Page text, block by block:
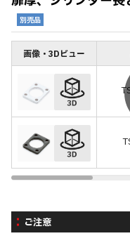
別売品
画像・3Dビュー
ご注意